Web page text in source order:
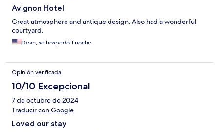
Avignon Hotel
Great atmosphere and antique design. Also had a wonderful
courtyard.
Dean, se hospedó 1 noche
Opinión verificada
10/10 Excepcional
7 de octubre de 2024
Traducir con Google
Loved our stay